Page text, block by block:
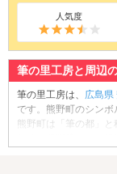
人気度
筆の里工房と周辺
筆の里工房は、 広島県
です。熊野町のシンボ
熊野町は「筆の都」
れる「熊野筆」は、
習を実施しています